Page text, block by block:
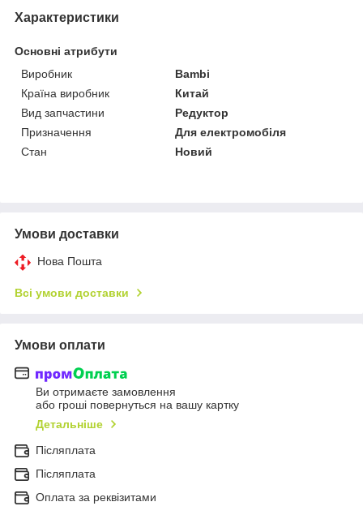
Характеристики
Основні атрибути
Виробник
Bambi
Країна виробник
Китай
Вид запчастини
Редуктор
Призначення
Для електромобіля
Стан
Новий
Умови доставки
Нова Пошта
Всі умови доставки
Умови оплати
Ви отримаєте замовлення
або гроші повернуться на вашу картку
Детальніше
Післяплата
Пiсляплата
Оплата за реквізитами